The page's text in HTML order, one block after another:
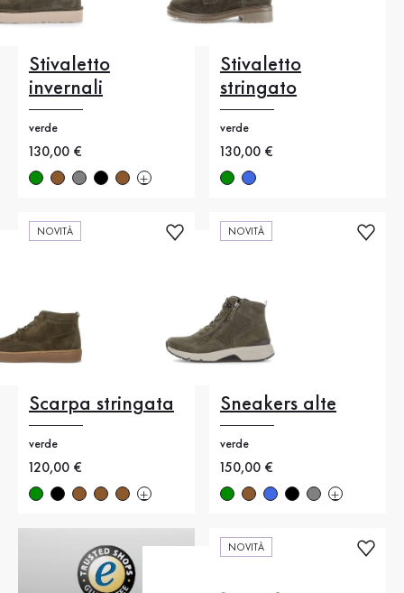
Stivaletto
invernali
verde
Nuovo prezzo
130,00 €
Stivaletto
stringato
verde
Nuovo prezzo
130,00 €
NOVITÀ
Scarpa stringata
verde
Nuovo prezzo
120,00 €
NOVITÀ
Sneakers alte
verde
Nuovo prezzo
150,00 €
NOVITÀ